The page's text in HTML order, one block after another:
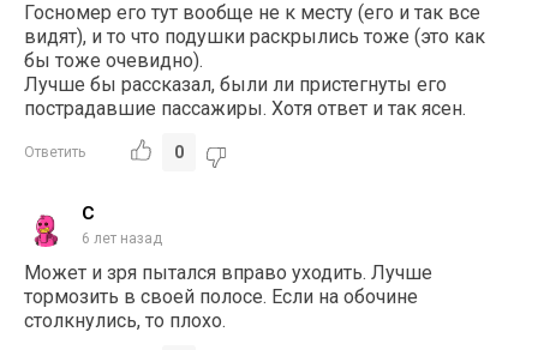
Госномер его тут вообще не к месту (его и так все
видят), и то что подушки раскрылись тоже (это как
бы тоже очевидно).
Лучше бы рассказал, были ли пристегнуты его
пострадавшие пассажиры. Хотя ответ и так ясен.
Ответить 0
С
6 лет назад
Может и зря пытался вправо уходить. Лучше
тормозить в своей полосе. Если на обочине
столкнулись, то плохо.